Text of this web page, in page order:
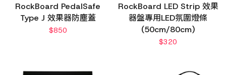
RockBoard PedalSafe
Type J 效果器防塵蓋
$850
RockBoard LED Strip 效果
器盤專用LED氛圍燈條
(50cm/80cm)
$320